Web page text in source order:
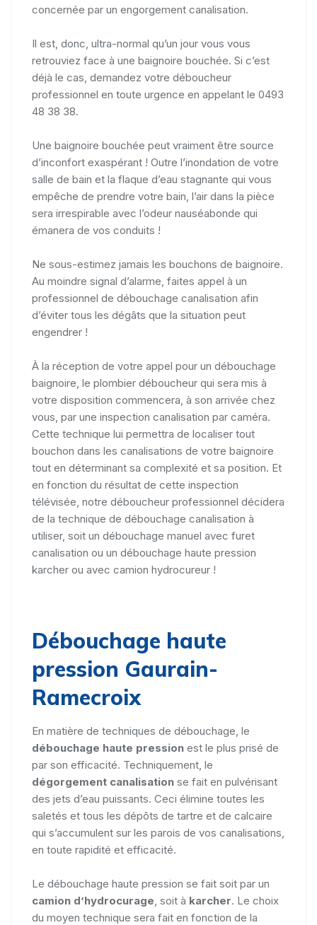
concernée par un engorgement canalisation.
Il est, donc, ultra-normal qu’un jour vous vous
retrouviez face à une baignoire bouchée. Si c’est
déjà le cas, demandez votre déboucheur
professionnel en toute urgence en appelant le 0493
48 38 38.
Une baignoire bouchée peut vraiment être source
d’inconfort exaspérant ! Outre l’inondation de votre
salle de bain et la flaque d’eau stagnante qui vous
empêche de prendre votre bain, l’air dans la pièce
sera irrespirable avec l’odeur nauséabonde qui
émanera de vos conduits !
Ne sous-estimez jamais les bouchons de baignoire.
Au moindre signal d’alarme, faites appel à un
professionnel de débouchage canalisation afin
d’éviter tous les dégâts que la situation peut
engendrer !
À la réception de votre appel pour un débouchage
baignoire, le plombier déboucheur qui sera mis à
votre disposition commencera, à son arrivée chez
vous, par une inspection canalisation par caméra.
Cette technique lui permettra de localiser tout
bouchon dans les canalisations de votre baignoire
tout en déterminant sa complexité et sa position. Et
en fonction du résultat de cette inspection
télévisée, notre déboucheur professionnel décidera
de la technique de débouchage canalisation à
utiliser, soit un débouchage manuel avec furet
canalisation ou un débouchage haute pression
karcher ou avec camion hydrocureur !
Débouchage haute
pression Gaurain-
Ramecroix
En matière de techniques de débouchage, le
débouchage haute pression est le plus prisé de
par son efficacité. Techniquement, le
dégorgement canalisation se fait en pulvérisant
des jets d’eau puissants. Ceci élimine toutes les
saletés et tous les dépôts de tartre et de calcaire
qui s’accumulent sur les parois de vos canalisations,
en toute rapidité et efficacité.
Le débouchage haute pression se fait soit par un
camion d’hydrocurage , soit à karcher. Le choix
du moyen technique sera fait en fonction de la